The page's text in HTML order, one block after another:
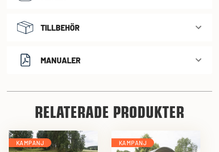
TILLBEHÖR
MANUALER
RELATERADE PRODUKTER
KAMPANJ KAMPANJ